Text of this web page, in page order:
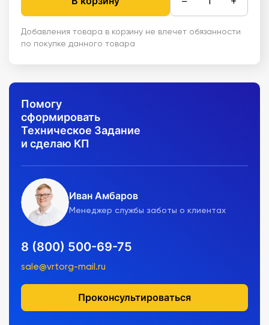
Добавления товара в корзину не влечет обязанности
по покупке данного товара
Помогу
сформировать
Техническое Задание
и сделаю КП
Иван Амбаров
Менеджер службы заботы о клиентах
8 (800) 500-69-75
sale@vrtorg-mail.ru
Проконсультироваться